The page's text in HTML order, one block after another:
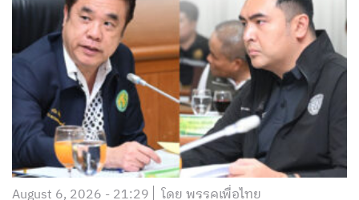
August 6, 2026 - 21:29 โดย พรรคเพื่อไทย
‘สุริยะ-วัชระพล’ ลงพื้นที่ จ.เลย สั่งเดินหน้าพัฒนาลุ่มน้ำเลย
รับมือน้ำท่วม-น้ำแล้ง จับมือทุกภาคส่วน วางแผนให้ดี หนุน
ความมั่นคงด้านน้ำให้ประชาชน-เกษตรกร